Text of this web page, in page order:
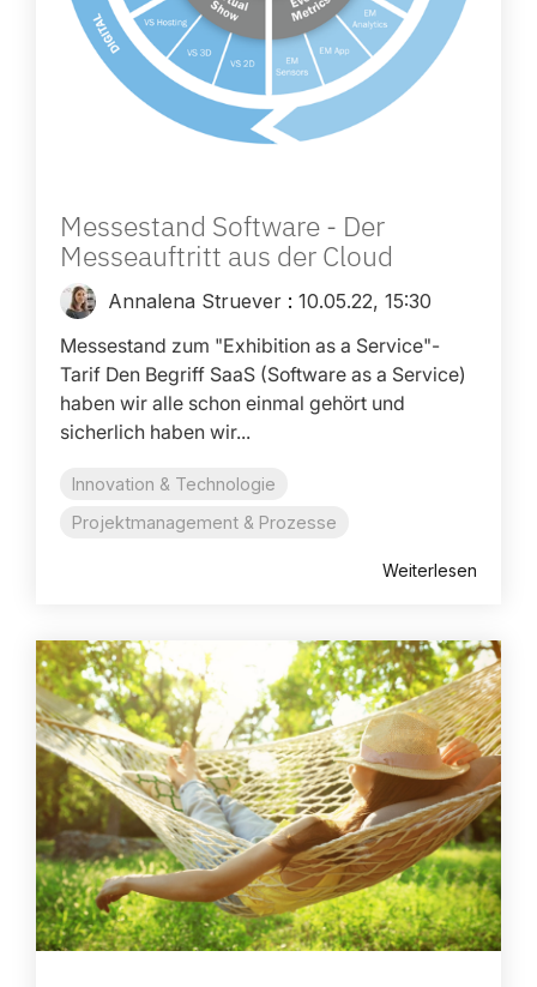
Messestand Software - Der
Messeauftritt aus der Cloud
Annalena Struever : 10.05.22, 15:30
Messestand zum "Exhibition as a Service"-
Tarif Den Begriff SaaS (Software as a Service)
haben wir alle schon einmal gehört und
sicherlich haben wir...
Innovation & Technologie
Projektmanagement & Prozesse
Weiterlesen